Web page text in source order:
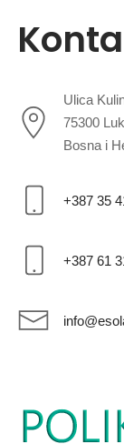
Ulica
75300
Bosna i
+387 35
+387 61